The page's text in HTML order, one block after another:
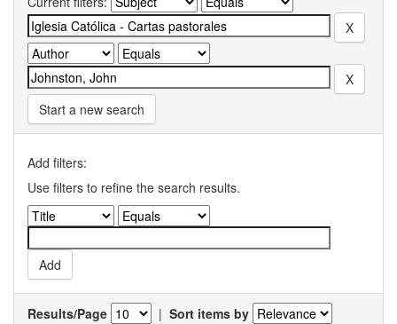
Start a new search
Add filters:
Use filters to refine the search results.
Results/Page | Sort items by